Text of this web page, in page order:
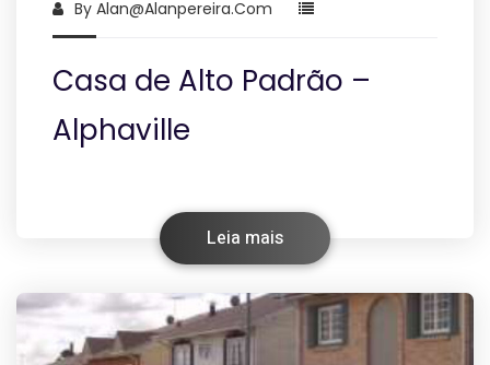
By Alan@alanpereira.com
Casa de Alto Padrão –
Alphaville
Leia mais